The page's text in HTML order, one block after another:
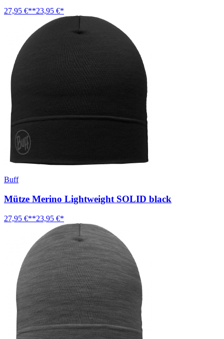
27,95 €**23,95 €*
Buff
Mütze Merino Lightweight SOLID black
27,95 €**23,95 €*